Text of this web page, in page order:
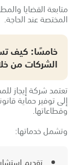
متابعة القضايا
المختصة عند الحاجة.
خامسًا: كيف
الشركات من
تعتمد شركة إيجاز
إلى توفير حماية
وقطاعاتها.
وتشمل خدماتها: